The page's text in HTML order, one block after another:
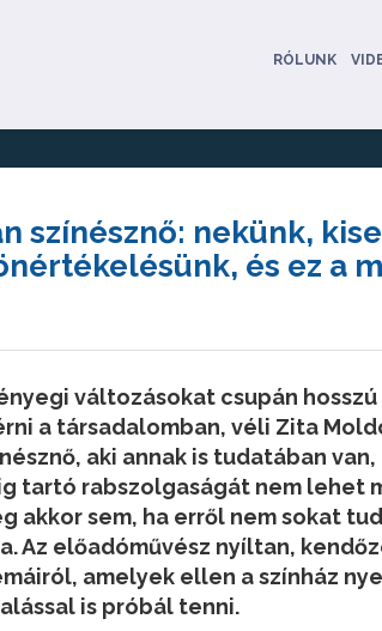
RÓLUNK
színésznő: nekünk,
és ez a
változásokat csupán
a társadalomban, véli Zita
aki annak is tudatában
tartó rabszolgaságát nem lehet
akkor sem, ha erről nem sokat
Az előadóművész nyíltan,
amelyek ellen a színház
is próbál tenni.